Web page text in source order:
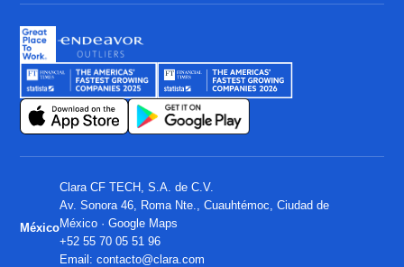
México
Clara CF TECH, S.A. de C.V.
Av. Sonora 46, Roma Nte., Cuauhtémoc, Ciudad de
México ·Google Maps
+52 55 70 05 51 96
Email:contacto@clara.com